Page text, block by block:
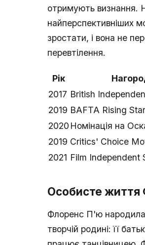
отримують визнання.
найперспективніших
зростати, і вона не
перевтілення.
Рік
2017 British
2019 BAFTA Rising
2020 Номінація на
2019 Critics' Choice
2021 Film Independent
Особисте
Флоренс П'ю
творчій родині: її